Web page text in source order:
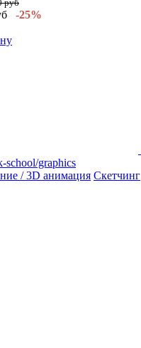
руб
-25%
school/graphics
/ 3D анимация Скетчинг